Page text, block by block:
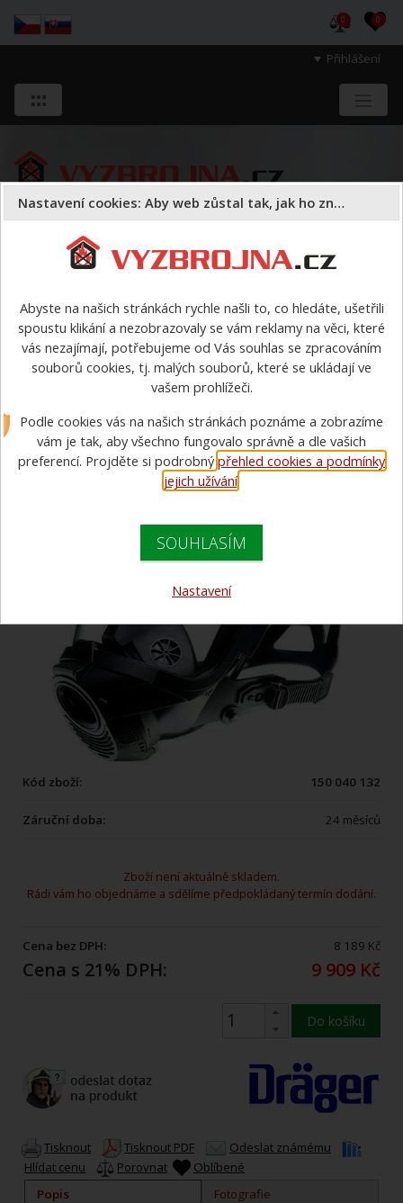
Přihlášení
0 0
a majetek druhých.
Dýchací přístroje masky>Dräger FPS 7730 - maska s
náhlavním křížem UNI
náhlavním křížem UNI
Kód zboží: 150 040 132
Záruční doba: 24 měsíců
Zboží není aktuálně skladem.
Rádi vám ho objednáme a sdělíme předpokládaný termín dodání.
Cena bez DPH: 8 189 Kč
Cena s 21% DPH: 9 909 Kč
Do košíku
Tisknout Tisknout PDF
Odeslat známému
Hlídat cenu
Porovnat
Oblíbené
Popis
Fotografie
Nastavení cookies: Aby web zůstal tak, jak ho znáte
Abyste na našich stránkách rychle našli to, co hledáte, ušetřili
spoustu klikání a nezobrazovaly se vám reklamy na věci, které
vás nezajímají, potřebujeme od Vás souhlas se zpracováním
souborů cookies, tj. malých souborů, které se ukládají ve
vašem prohlížeči.
Podle cookies vás na našich stránkách poznáme a zobrazíme
vám je tak, aby všechno fungovalo správně a dle vašich
preferencí. Projděte si podrobnýpřehled cookies a podmínky
jejich užívání.
SOUHLASÍM
Nastavení